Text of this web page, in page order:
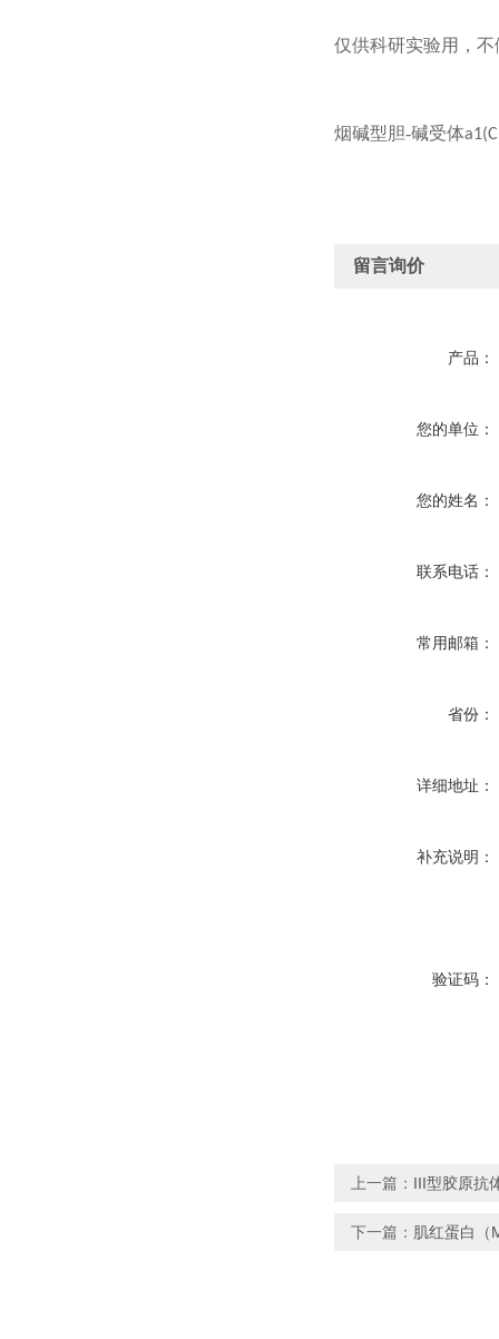
仅供科研实验用，
烟碱型胆-碱受体
留言询价
产品：
您的单位：
您的姓名：
联系电话：
常用邮箱：
省份：
详细地址：
补充说明：
验证码：
上一篇： III型胶原抗
下一篇： 肌红蛋白（